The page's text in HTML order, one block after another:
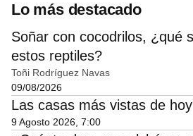
Lo más destacado
Soñar con cocodrilos, ¿qué
estos reptiles?
Toñi Rodríguez Navas
09/08/2026
Las casas más vistas de hoy
9 Agosto 2026, 7:00